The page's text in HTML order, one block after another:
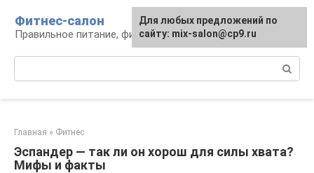
контенту
Фитнес-салон
Правильное питание, фитнес, образ жизни
Главная » Фитнес
Эспандер — так ли он хорош для силы хвата?
Мифы и факты
Для любых предложений по
сайту: mix-salon@cp9.ru